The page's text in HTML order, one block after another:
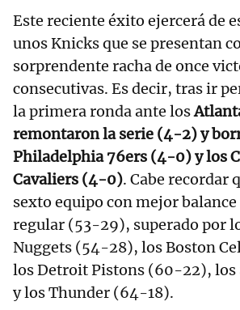
Este reciente éxito ejercerá de
unos Knicks que se presentan
sorprendente racha de once
consecutivas. Es decir, tras ir
la primera ronda ante los
remontaron la serie (4-2) y
Philadelphia 76ers (4-0) y los
Cavaliers (4-0). Cabe recordar
sexto equipo con mejor balance
regular (53-29), superado por
Nuggets (54-28), los Boston
los Detroit Pistons (60-22),
y los Thunder (64-18).